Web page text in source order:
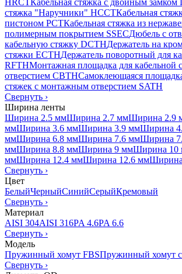
HRCT Кабельная стяжка с двойным замком
стяжка "Наручники" HCCTКабельная
пистоном PCTКабельная стяжка из
полимерным покрытием SSECДюбель с
кабельную стяжку DCTHДержатель на
стяжки ECTHДержатель поворотный для
RFTHМонтажная площадка для кабельной
отверстием CBTHСамоклеющаяся
стяжек с монтажным отверстием SATH
Свернуть ›
Ширина ленты
Ширина 2.5 ммШирина 2.7 ммШирина 2.9
ммШирина 3.6 ммШирина 3.9 ммШирина
ммШирина 6.8 ммШирина 7.6 ммШирина
ммШирина 8.8 ммШирина 9 ммШирина 10
ммШирина 12.4 ммШирина 12.6 мм
Свернуть ›
Цвет
БелыйЧерныйСинийСерыйКремовый
Свернуть ›
Материал
AISI 304AISI 316PA 4.6PA 6.6
Свернуть ›
Модель
Пружинный хомут FBSПружинный хомут с
Свернуть ›